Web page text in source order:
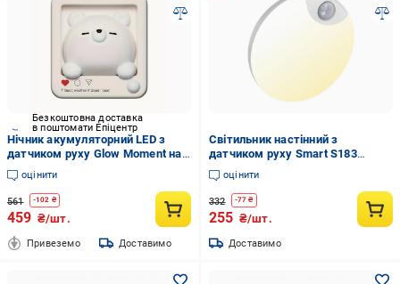
Безкоштовна доставка
в поштомати Епіцентр
Нічник акумуляторний LED з
датчиком руху Glow Moment на
магніті Милий Ведмедик (1XT-
YD821)
оцінити
561 -102 ₴
459 ₴/шт.
Привеземо Доставимо
Світильник настінний з
датчиком руху Smart S183
бездротовий (35048790)
оцінити
332 -77 ₴
255 ₴/шт.
Доставимо